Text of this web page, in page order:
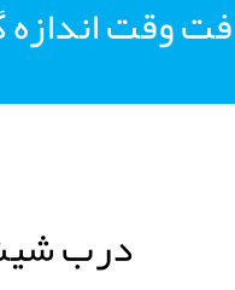
وقت
درب